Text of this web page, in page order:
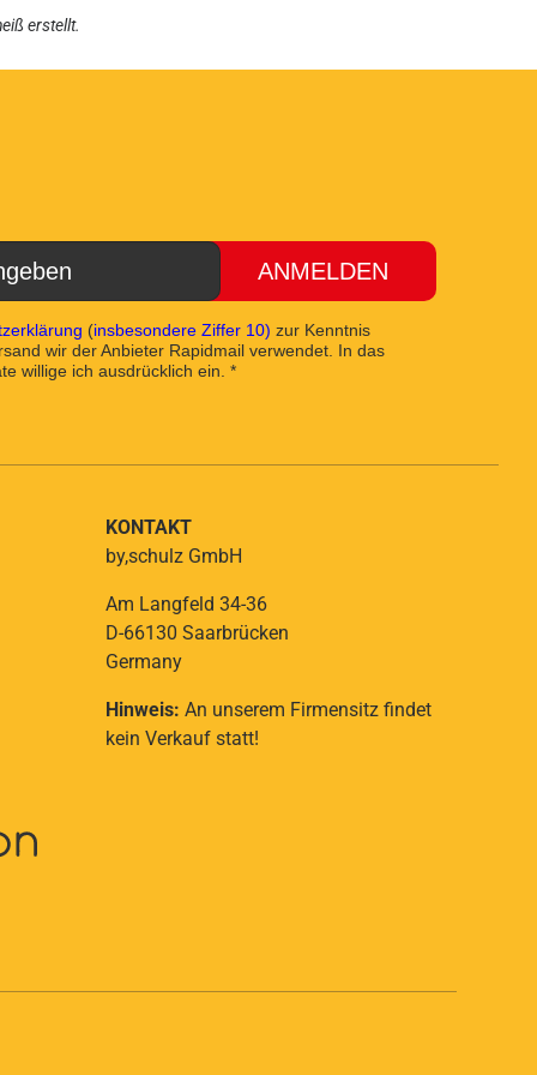
erstellt.
ANMELDEN
(insbesondere Ziffer 10) zur Kenntnis
wir der Anbieter Rapidmail verwendet. In das
willige ich ausdrücklich ein. *
KONTAKT
by,schulz GmbH
Am Langfeld 34-36
D-66130 Saarbrücken
Germany
Hinweis: An unserem Firmensitz findet
kein Verkauf statt!